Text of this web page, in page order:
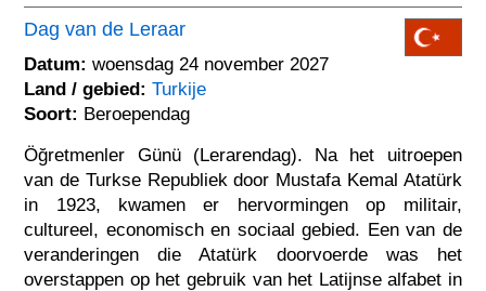
Dag van de Leraar
Datum: woensdag 24 november 2027
Land / gebied: Turkije
Soort: Beroependag
Öğretmenler Günü (Lerarendag). Na het uitroepen
van de Turkse Republiek door Mustafa Kemal Atatürk
in 1923, kwamen er hervormingen op militair,
cultureel, economisch en sociaal gebied. Een van de
veranderingen die Atatürk doorvoerde was het
overstappen op het gebruik van het Latijnse alfabet in